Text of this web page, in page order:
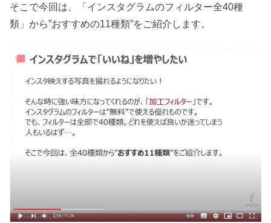
そこで今回は、「インスタグラムのフィルター全40種
類」から”おすすめの11種類”をご紹介します。